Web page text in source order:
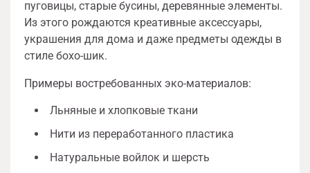
пуговицы, старые бусины, деревянные элементы.
Из этого рождаются креативные аксессуары,
украшения для дома и даже предметы одежды в
стиле бохо-шик.
Примеры востребованных эко-материалов:
Льняные и хлопковые ткани
Нити из переработанного пластика
Натуральные войлок и шерсть